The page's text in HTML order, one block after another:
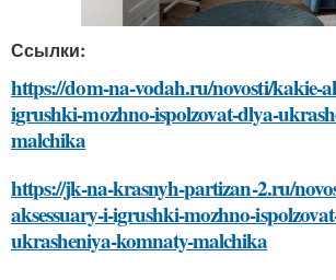
Ссылки:
https://dom-na-vodah.ru/novosti/kakie-
igrushki-mozhno-ispolzovat-dlya-
malchika
https://jk-na-krasnyh-partizan-2.ru/
aksessuary-i-igrushki-mozhno-
ukrasheniya-komnaty-malchika